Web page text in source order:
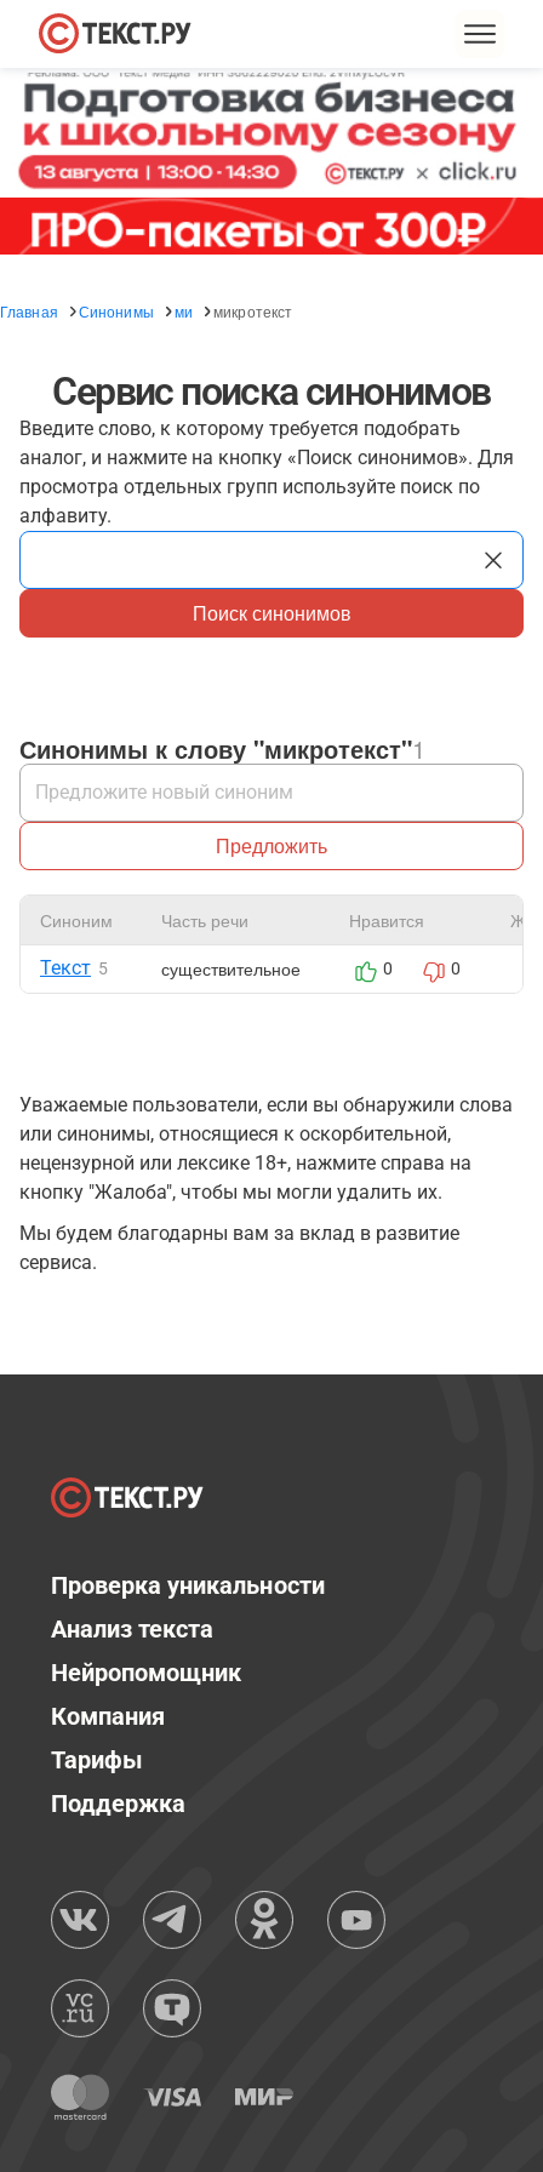
Главная Синонимы ми микротекст
Сервис поиска синонимов
Введите слово, к которому требуется подобрать
аналог, и нажмите на кнопку «Поиск синонимов». Для
просмотра отдельных групп используйте поиск по
алфавиту.
Поиск синонимов
Синонимы к слову "микротекст"1
Предложить
Синоним Часть речи Нравится
Текст 5 существительное 0 0
Уважаемые пользователи, если вы обнаружили слова
или синонимы, относящиеся к оскорбительной,
нецензурной или лексике 18+, нажмите справа на
кнопку "Жалоба", чтобы мы могли удалить их.
Мы будем благодарны вам за вклад в развитие
сервиса.
Проверка уникальности
Анализ текста
Нейропомощник
Компания
Тарифы
Поддержка